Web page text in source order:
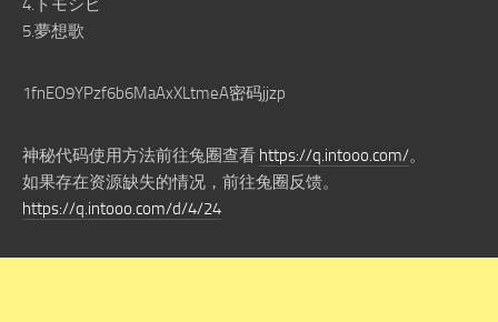
4.トモシビ
5.夢想歌
1fnEO9YPzf6b6MaAxXLtmeA密码jjzp
神秘代码使用方法前往兔圈查看 https://q.intooo.com/。
如果存在资源缺失的情况，前往兔圈反馈。
https://q.intooo.com/d/4/24